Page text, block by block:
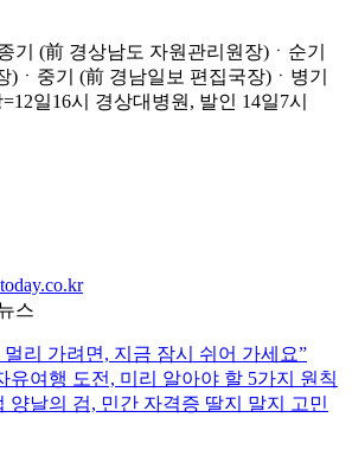
기 (前 경상남도 자원관리원장)ㆍ순기
)ㆍ중기 (前 경남일보 편집국장)ㆍ병기
일16시 경상대병원, 발인 14일7시
스
멀리 가려면, 지금 잠시 쉬어 가세요”
유여행 도전, 미리 알아야 할 5가지 원칙
양날의 검, 민간 자격증 딸지 말지 고민